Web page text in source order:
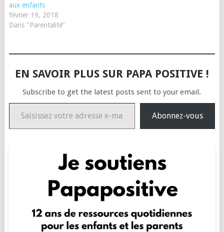
aux enfants
février 19, 2018
Dans "Parentalité"
EN SAVOIR PLUS SUR PAPA POSITIVE !
Subscribe to get the latest posts sent to your email.
Saisissez votre adresse e-mail…
Abonnez-vous